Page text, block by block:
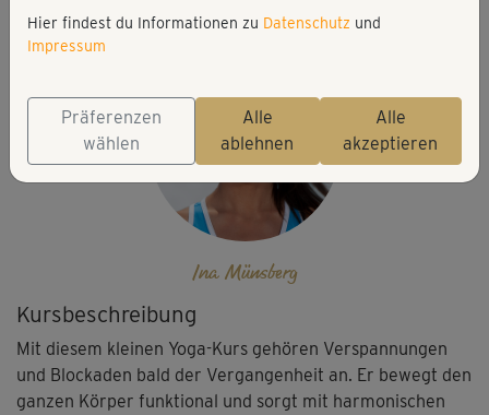
Kursbeschreibung
Mit diesem kleinen Yoga-Kurs gehören Verspannungen
und Blockaden bald der Vergangenheit an. Er bewegt den
ganzen Körper funktional und sorgt mit harmonischen
Matte, evtl. Kissen
Ina Münsberg
Hier findest du Informationen zu Datenschutz und
Impressum
Präferenzen
wählen
Alle
ablehnen
Alle
akzeptieren